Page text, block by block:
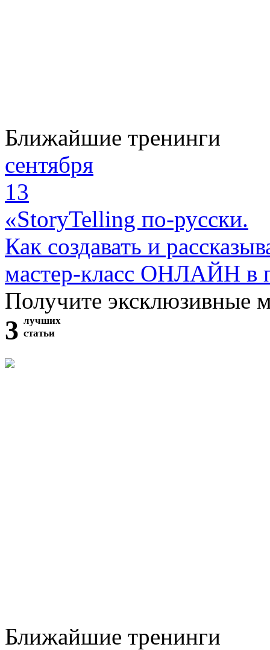
Ближайшие тренинги
сентября
13
«StoryTelling по-русски.
Как создавать и
мастер-класс ОНЛАЙН в
Получите эксклюзивные
3 лучших
статьи
Ближайшие тренинги